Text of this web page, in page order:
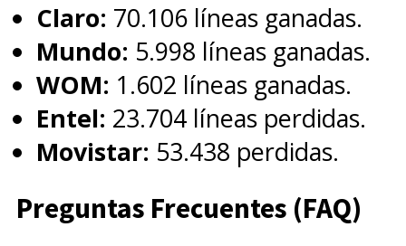
Claro: 70.106 líneas ganadas.
Mundo: 5.998 líneas ganadas.
WOM: 1.602 líneas ganadas.
Entel: 23.704 líneas perdidas.
Movistar: 53.438 perdidas.
Preguntas Frecuentes (FAQ)